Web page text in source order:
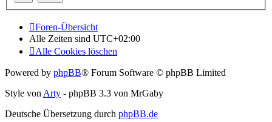
Foren-Übersicht
Alle Zeiten sind UTC+02:00
Alle Cookies löschen
Powered by phpBB® Forum Software © phpBB Limited
Style von Arty - phpBB 3.3 von MrGaby
Deutsche Übersetzung durch phpBB.de